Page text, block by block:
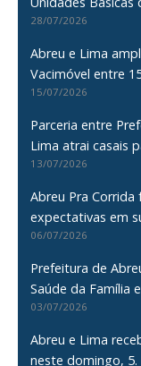
28/07/2026
Abreu e Lima
Vacimóvel entre
15/07/2026
Parceria entre
Lima atrai casais
13/07/2026
Abreu Pra Corrida
expectativas em
06/07/2026
Prefeitura de
Saúde da Família
03/07/2026
Abreu e Lima
neste domingo,